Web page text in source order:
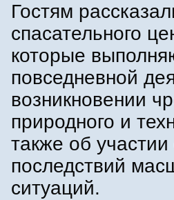
Гостям
спасательного
которые
повседневной
возникновении
природного и
также об
последствий
ситуаций.